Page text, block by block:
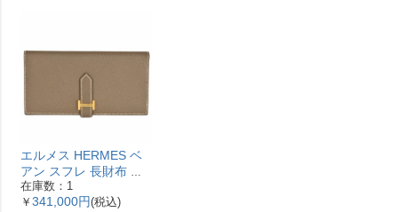
エルメス HERMES ベ
アン スフレ 長財布 ヴ
ォーエプソン Y刻印 エ
トゥープ ゴールド金具
在庫数：1
￥ 341,000円(税込)